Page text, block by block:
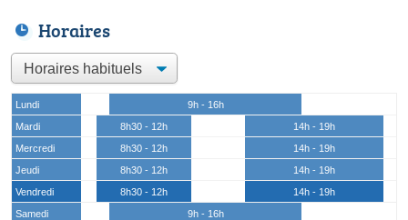
Horaires
Lundi
9h - 16h
Mardi
8h30 - 12h
14h - 19h
Mercredi
8h30 - 12h
14h - 19h
Jeudi
8h30 - 12h
14h - 19h
Vendredi
8h30 - 12h
14h - 19h
Samedi
9h - 16h